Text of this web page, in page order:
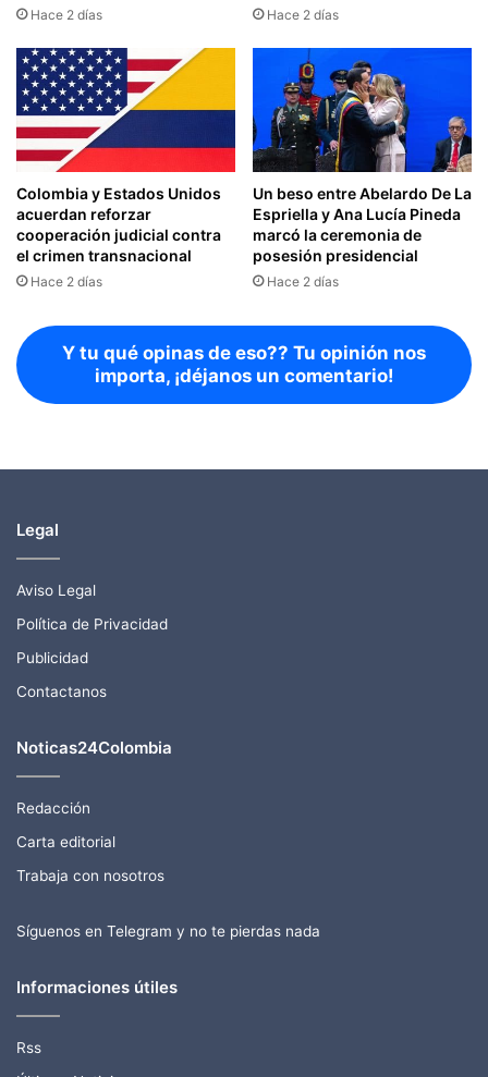
Hace 2 días Hace 2 días
Colombia y Estados Unidos
acuerdan reforzar
cooperación judicial contra
el crimen transnacional
Hace 2 días
Un beso entre Abelardo De La
Espriella y Ana Lucía Pineda
marcó la ceremonia de
posesión presidencial
Hace 2 días
Y tu qué opinas de eso?? Tu opinión nos
importa, ¡déjanos un comentario!
Legal
Aviso Legal
Política de Privacidad
Publicidad
Contactanos
Noticas24Colombia
Redacción
Carta editorial
Trabaja con nosotros
Síguenos en Telegram y no te pierdas nada
Informaciones útiles
Rss